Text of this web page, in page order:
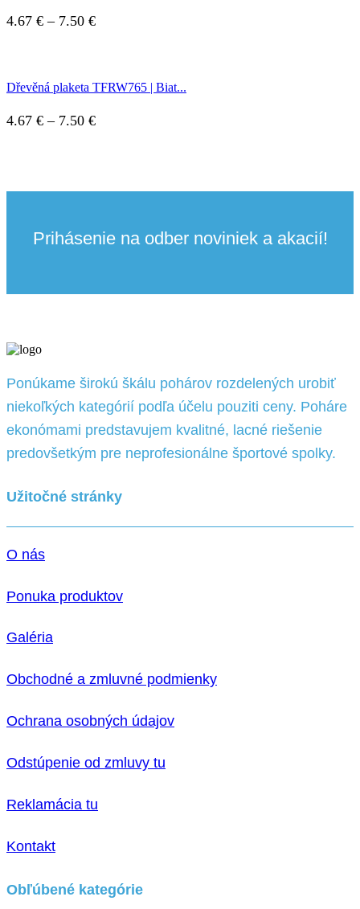
4.67 € – 7.50 €Price
through
7.50 €
Dřevěná plaketa TFRW765 | Biat...
4.67 € – 7.50 €Price
through
Prihásenie na odber noviniek a akacií!
Ponúkame širokú škálu pohárov rozdelených urobiť
niekoľkých kategórií podľa účelu pouziti ceny. Poháre
ekonómami predstavujem kvalitné, lacné riešenie
predovšetkým pre neprofesionálne športové spolky.
Užitočné stránky
O nás
Ponuka produktov
Galéria
Obchodné a zmluvné podmienky
Ochrana osobných údajov
Odstúpenie od zmluvy tu
Reklamácia tu
Kontakt
Obľúbené kategórie